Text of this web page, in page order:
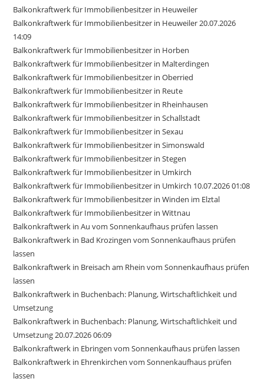
Balkonkraftwerk für Immobilienbesitzer in Heuweiler
Balkonkraftwerk für Immobilienbesitzer in Heuweiler 20.07.2026
14:09
Balkonkraftwerk für Immobilienbesitzer in Horben
Balkonkraftwerk für Immobilienbesitzer in Malterdingen
Balkonkraftwerk für Immobilienbesitzer in Oberried
Balkonkraftwerk für Immobilienbesitzer in Reute
Balkonkraftwerk für Immobilienbesitzer in Rheinhausen
Balkonkraftwerk für Immobilienbesitzer in Schallstadt
Balkonkraftwerk für Immobilienbesitzer in Sexau
Balkonkraftwerk für Immobilienbesitzer in Simonswald
Balkonkraftwerk für Immobilienbesitzer in Stegen
Balkonkraftwerk für Immobilienbesitzer in Umkirch
Balkonkraftwerk für Immobilienbesitzer in Umkirch 10.07.2026 01:08
Balkonkraftwerk für Immobilienbesitzer in Winden im Elztal
Balkonkraftwerk für Immobilienbesitzer in Wittnau
Balkonkraftwerk in Au vom Sonnenkaufhaus prüfen lassen
Balkonkraftwerk in Bad Krozingen vom Sonnenkaufhaus prüfen
lassen
Balkonkraftwerk in Breisach am Rhein vom Sonnenkaufhaus prüfen
lassen
Balkonkraftwerk in Buchenbach: Planung, Wirtschaftlichkeit und
Umsetzung
Balkonkraftwerk in Buchenbach: Planung, Wirtschaftlichkeit und
Umsetzung 20.07.2026 06:09
Balkonkraftwerk in Ebringen vom Sonnenkaufhaus prüfen lassen
Balkonkraftwerk in Ehrenkirchen vom Sonnenkaufhaus prüfen
lassen